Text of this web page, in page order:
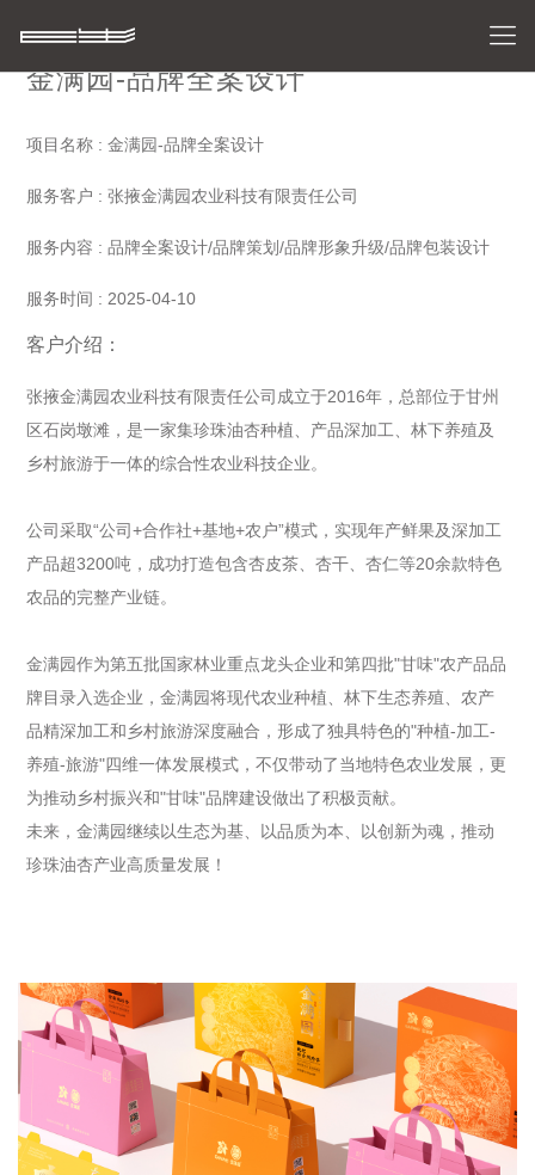
金满园-品牌全案设计
项目名称 : 金满园-品牌全案设计
服务客户 : 张掖金满园农业科技有限责任公司
服务内容 : 品牌全案设计/品牌策划/品牌形象升级/品牌包装设计
服务时间 : 2025-04-10
客户介绍：
张掖金满园农业科技有限责任公司成立于2016年，总部位于甘州
区石岗墩滩，是一家集珍珠油杏种植、产品深加工、林下养殖及
乡村旅游于一体的综合性农业科技企业。
公司采取“公司+合作社+基地+农户”模式，实现年产鲜果及深加工
产品超3200吨，成功打造包含杏皮茶、杏干、杏仁等20余款特色
农品的完整产业链。
金满园作为第五批国家林业重点龙头企业和第四批"甘味"农产品品
牌目录入选企业，金满园将现代农业种植、林下生态养殖、农产
品精深加工和乡村旅游深度融合，形成了独具特色的"种植-加工-
养殖-旅游"四维一体发展模式，不仅带动了当地特色农业发展，更
为推动乡村振兴和"甘味"品牌建设做出了积极贡献。
未来，金满园继续以生态为基、以品质为本、以创新为魂，推动
珍珠油杏产业高质量发展！